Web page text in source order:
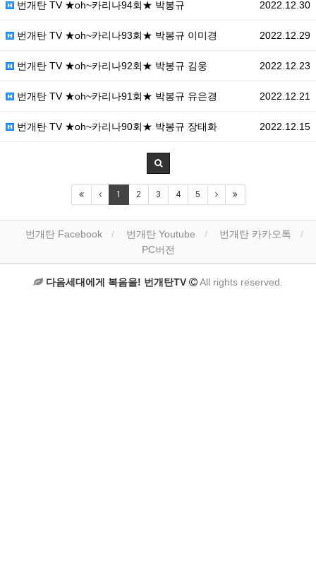
2022.12.30
번개탄 TV ★oh~카리나94회★ 박봉규
2022.12.29
번개탄 TV ★oh~카리나93회★ 박봉규 이미경
2022.12.23
번개탄 TV ★oh~카리나92회★ 박봉규 김웅
2022.12.21
번개탄 TV ★oh~카리나91회★ 박봉규 유은경
2022.12.15
번개탄 TV ★oh~카리나90회★ 박봉규 장태화
1 2 3 4 5
번개탄 Facebook 번개탄 Youtube
번개탄 카카오톡
PC버전
다음세대에게 복음을! 번개탄TV All rights reserved.